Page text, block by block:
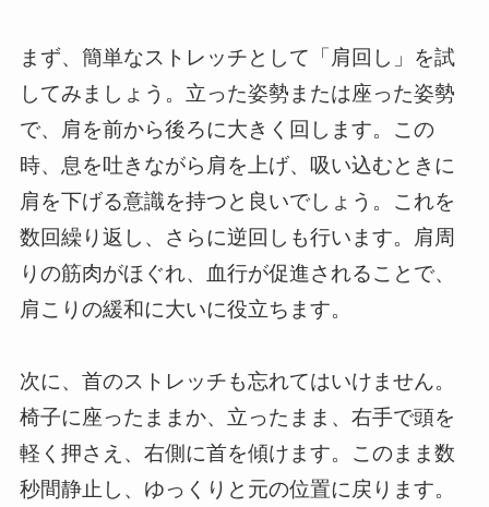
まず、簡単なストレッチとして「肩回し」を試
してみましょう。立った姿勢または座った姿勢
で、肩を前から後ろに大きく回します。この
時、息を吐きながら肩を上げ、吸い込むときに
肩を下げる意識を持つと良いでしょう。これを
数回繰り返し、さらに逆回しも行います。肩周
りの筋肉がほぐれ、血行が促進されることで、
肩こりの緩和に大いに役立ちます。
次に、首のストレッチも忘れてはいけません。
椅子に座ったままか、立ったまま、右手で頭を
軽く押さえ、右側に首を傾けます。このまま数
秒間静止し、ゆっくりと元の位置に戻ります。